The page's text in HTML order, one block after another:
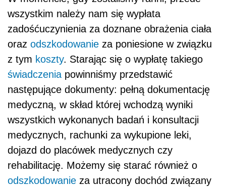
wszystkim należy nam się wypłata
zadośćuczynienia za doznane obrażenia ciała
oraz odszkodowanie za poniesione w związku
z tym koszty. Starając się o wypłatę takiego
świadczenia powinniśmy przedstawić
następujące dokumenty: pełną dokumentację
medyczną, w skład której wchodzą wyniki
wszystkich wykonanych badań i konsultacji
medycznych, rachunki za wykupione leki,
dojazd do placówek medycznych czy
rehabilitację. Możemy się starać również o
odszkodowanie za utracony dochód związany